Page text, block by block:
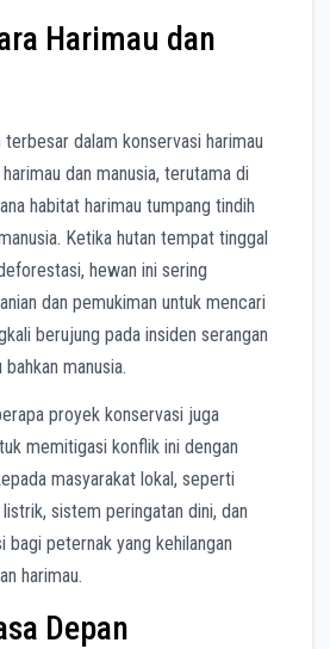
Harimau dan
terbesar dalam konservasi harimau
dan manusia, terutama di
habitat harimau tumpang tindih
Ketika hutan tempat tinggal
hewan ini sering
dan pemukiman untuk mencari
berujung pada insiden serangan
manusia.
proyek konservasi juga
memitigasi konflik ini dengan
masyarakat lokal, seperti
sistem peringatan dini, dan
bagi peternak yang kehilangan
harimau.
Depan